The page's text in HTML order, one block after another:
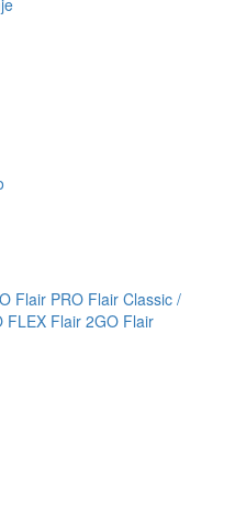
Flair PRO Flair Classic /
FLEX Flair 2GO Flair